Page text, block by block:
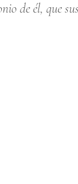
de él, que